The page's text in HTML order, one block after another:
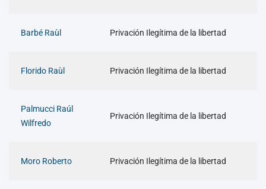
Barbé Raùl Privación Ilegítima de la libertad
Florido Raùl Privación Ilegítima de la libertad
Palmucci Raúl
Wilfredo
Privación Ilegítima de la libertad
Moro Roberto Privación Ilegítima de la libertad